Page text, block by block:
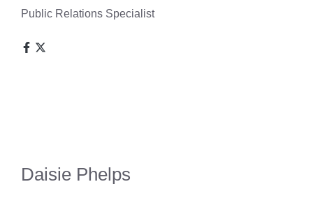
Public Relations Specialist
Daisie Phelps